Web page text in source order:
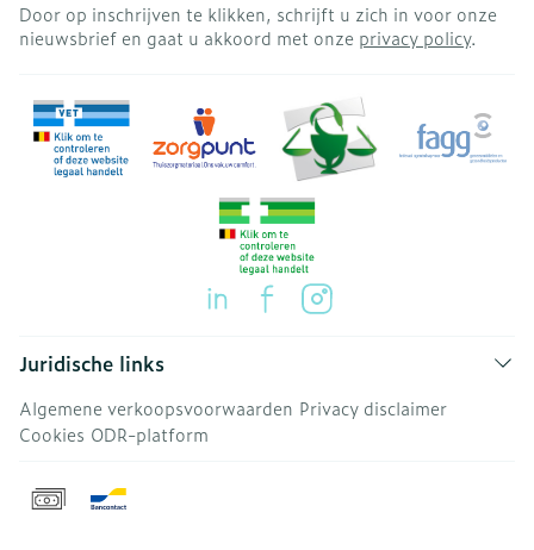
Door op inschrijven te klikken, schrijft u zich in voor onze
nieuwsbrief en gaat u akkoord met onze privacy policy.
Juridische links
Algemene verkoopsvoorwaarden Privacy disclaimer
Cookies ODR-platform